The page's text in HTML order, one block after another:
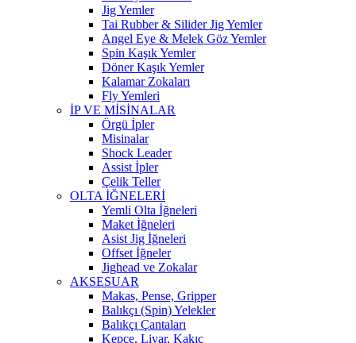
Jig Yemler
Tai Rubber & Silider Jig Yemler
Angel Eye & Melek Göz Yemler
Spin Kaşık Yemler
Döner Kaşık Yemler
Kalamar Zokaları
Fly Yemleri
İP VE MİSİNALAR
Örgü İpler
Misinalar
Shock Leader
Assist İpler
Çelik Teller
OLTA İĞNELERİ
Yemli Olta İğneleri
Maket İğneleri
Asist Jig İğneleri
Offset İğneler
Jighead ve Zokalar
AKSESUAR
Makas, Pense, Gripper
Balıkçı (Spin) Yelekler
Balıkçı Çantaları
Kepçe, Livar, Kakıç